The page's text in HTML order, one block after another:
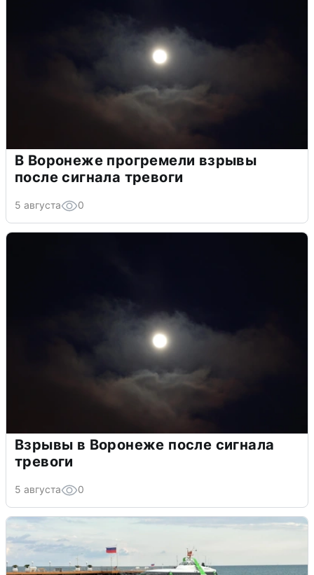
В Воронеже прогремели взрывы
после сигнала тревоги
5 августа 0
Взрывы в Воронеже после сигнала
тревоги
5 августа 0